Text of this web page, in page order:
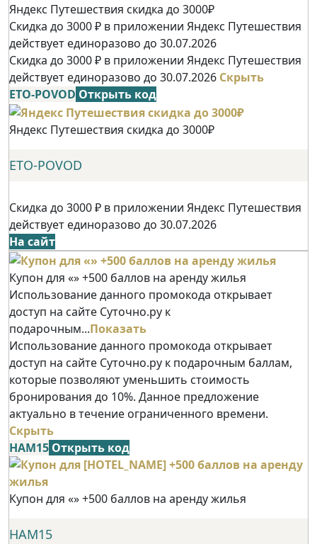
Яндекс Путешествия скидка до 3000₽
Скидка до 3000 ₽ в приложении Яндекс Путешествия
действует единоразово до 30.07.2026
Скидка до 3000 ₽ в приложении Яндекс Путешествия
действует единоразово до 30.07.2026 Скрыть
ETO-POVOD Открыть код
Яндекс Путешествия скидка до 3000₽
ETO-POVOD
Скидка до 3000 ₽ в приложении Яндекс Путешествия
действует единоразово до 30.07.2026
На сайт
Купон для «» +500 баллов на аренду жилья
Использование данного промокода открывает
доступ на сайте Суточно.ру к
подарочным...Показать
Использование данного промокода открывает
доступ на сайте Суточно.ру к подарочным баллам,
которые позволяют уменьшить стоимость
бронирования до 10%. Данное предложение
актуально в течение ограниченного времени.
Скрыть
НАМ15 Открыть код
Купон для «» +500 баллов на аренду жилья
НАМ15